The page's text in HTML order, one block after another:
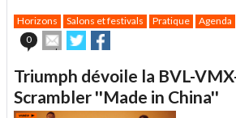
Horizons Salons et festivals Pratique Agenda
0
Envoyer
cet
à
un
ami
Partager
sur sur
Triumph dévoile la BVL-
Scrambler ''Made in China''